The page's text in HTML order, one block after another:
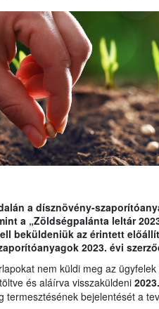
a dísznövény-
a „Zöldségpalánta leltár
beküldeniük az érintett
2023. évi
nem küldi meg az
és aláírva visszaküldeni
termesztésének bejelentését a